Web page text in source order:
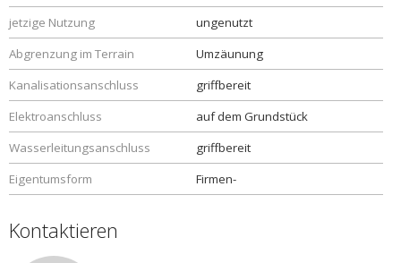
jetzige Nutzung
ungenutzt
Abgrenzung im Terrain
Umzäunung
Kanalisationsanschluss
griffbereit
Elektroanschluss
auf dem Grundstück
Wasserleitungsanschluss
griffbereit
Eigentumsform
Firmen-
Kontaktieren